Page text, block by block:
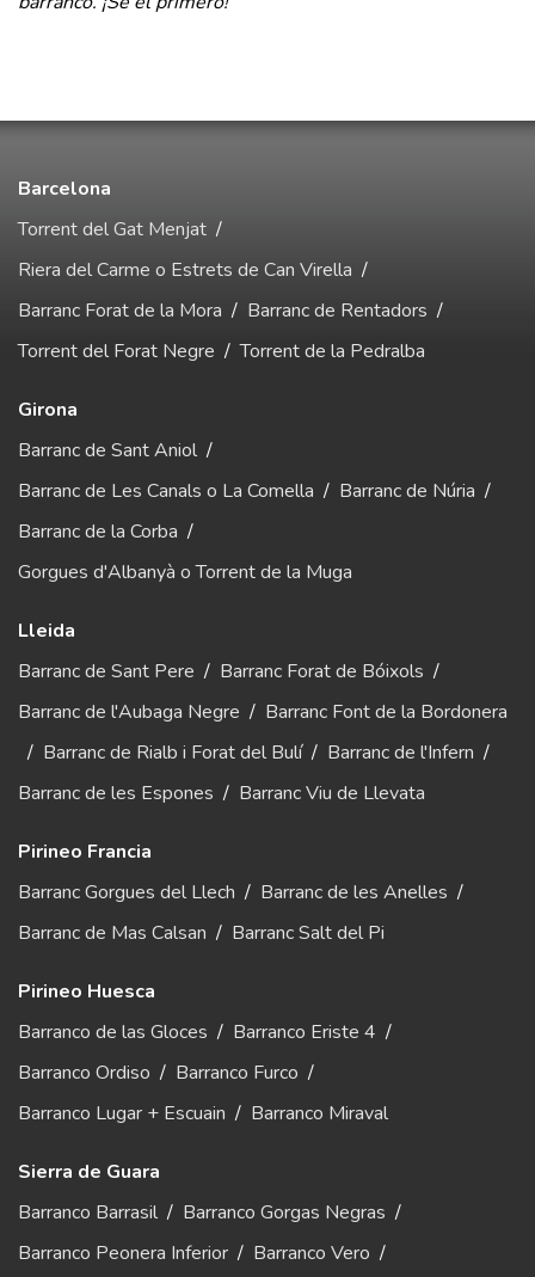
Barcelona
Torrent del Gat Menjat /
Riera del Carme o Estrets de Can Virella /
Barranc Forat de la Mora / Barranc de Rentadors /
Torrent del Forat Negre /Torrent de la Pedralba
Girona
Barranc de Sant Aniol /
Barranc de Les Canals o La Comella / Barranc de Núria /
Barranc de la Corba /
Gorgues d'Albanyà o Torrent de la Muga
Lleida
Barranc de Sant Pere / Barranc Forat de Bóixols /
Barranc de l'Aubaga Negre / Barranc Font de la Bordonera
/ Barranc de Rialb i Forat del Bulí/ Barranc de l'Infern /
Barranc de les Espones / Barranc Viu de Llevata
Pirineo Francia
Barranc Gorgues del Llech / Barranc de les Anelles /
Barranc de Mas Calsan / Barranc Salt del Pi
Pirineo Huesca
Barranco de las Gloces / Barranco Eriste 4 /
Barranco Ordiso / Barranco Furco /
Barranco Lugar + Escuain / Barranco Miraval
Sierra de Guara
Barranco Barrasil / Barranco Gorgas Negras /
Barranco Peonera Inferior / Barranco Vero /